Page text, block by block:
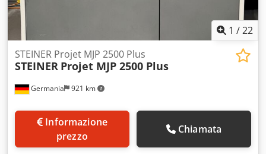
1 /22
Germania 921 km
STEINER Projet MJP 2500 Plus
STEINER Projet MJP 2500 Plus
prezzo
Chiamata